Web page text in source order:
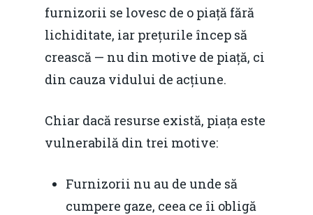
furnizorii se lovesc de o piață fără
lichiditate, iar prețurile încep să
crească — nu din motive de piață, ci
din cauza vidului de acțiune.
Chiar dacă resurse există, piața este
vulnerabilă din trei motive:
Furnizorii nu au de unde să
cumpere gaze, ceea ce îi obligă